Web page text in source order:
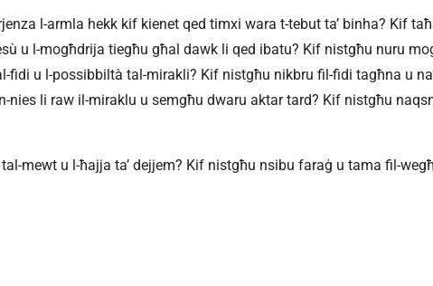
l-armla hekk kif kienet qed timxi wara t-tebut ta’ binha? Kif
u l-mogħdrija tiegħu għal dawk li qed ibatu? Kif nistgħu nuru
fidi u l-possibbiltà tal-mirakli? Kif nistgħu nikbru fil-fidi tagħna u
li raw il-miraklu u semgħu dwaru aktar tard? Kif nistgħu
mewt u l-ħajja ta’ dejjem? Kif nistgħu nsibu faraġ u tama fil-